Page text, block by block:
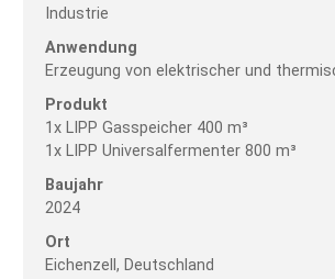
Industrie
Anwendung
Erzeugung von elektrischer und
Produkt
1x LIPP Gasspeicher 400 m³
1x LIPP Universalfermenter 800 m³
Baujahr
2024
Ort
Eichenzell, Deutschland